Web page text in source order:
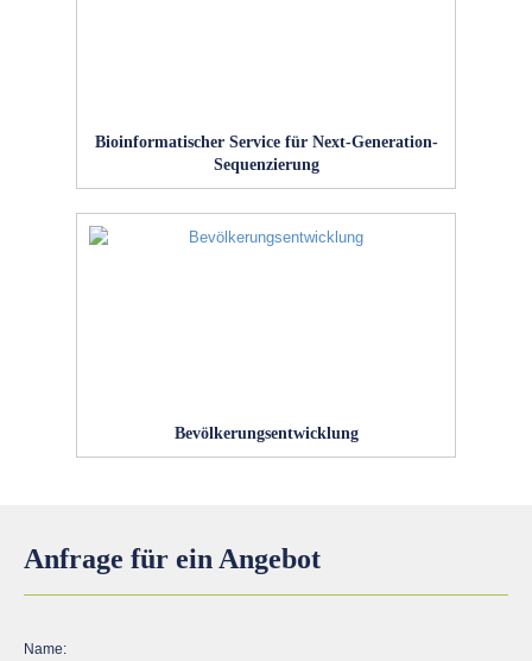
Bioinformatischer Service für Next-Generation-
Sequenzierung
Bevölkerungsentwicklung
Anfrage für ein Angebot
Name: